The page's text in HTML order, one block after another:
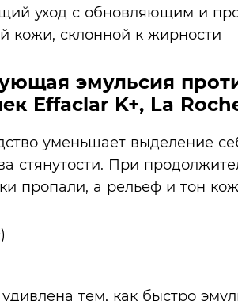
эмульсия
Effaclar K+, La
уменьшает выделение
стянутости. При
пропали, а рельеф и тон
тем, как быстро